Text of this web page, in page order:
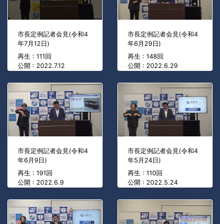
市長定例記者会見(令和4
年7月12日)
再生 : 111回
公開 : 2022.7.12
市長定例記者会見(令和4
年6月29日)
再生 : 148回
公開 : 2022.6.29
市長定例記者会見(令和4
年6月9日)
再生 : 191回
公開 : 2022.6.9
市長定例記者会見(令和4
年5月24日)
再生 : 110回
公開 : 2022.5.24